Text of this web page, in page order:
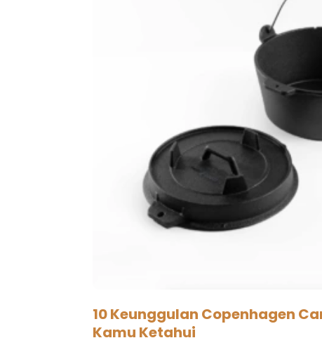
10 Keunggulan Copenhagen
Kamu Ketahui